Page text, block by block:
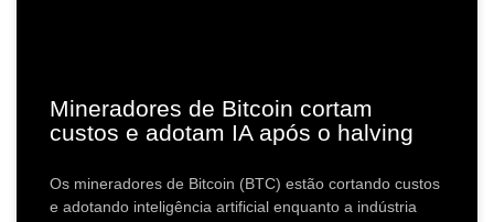
Mineradores de Bitcoin cortam
custos e adotam IA após o halving
Os mineradores de Bitcoin (BTC) estão cortando custos
e adotando inteligência artificial enquanto a indústria